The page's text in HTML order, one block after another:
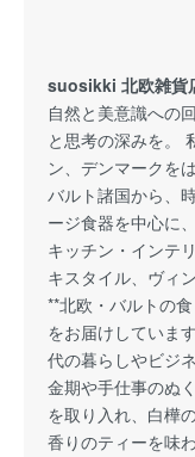
suosikki 北欧雑貨
自然と美意識への
と思考の深みを。
ン、デンマークを
バルト諸国から、
ージ食器を中心に
キッチン・インテ
キスタイル、ヴィ
**北欧・バルトの
をお届けしていま
代の暮らしやビジ
金期や手仕事のぬ
を取り入れ、白樺
香りのティーを味